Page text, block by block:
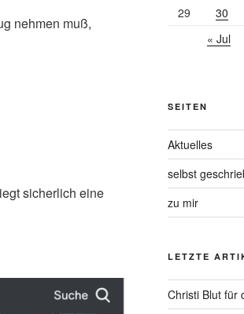
nehmen muß,
sicherlich eine
29
30
« Jul
SEITEN
Aktuelles
selbst
zu mir
LETZTE
Christi Blut für